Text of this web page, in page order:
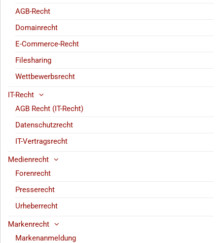
AGB-Recht
Domainrecht
E-Commerce-Recht
Filesharing
Wettbewerbsrecht
IT-Recht
AGB Recht (IT-Recht)
Datenschutzrecht
IT-Vertragsrecht
Medienrecht
Forenrecht
Presserecht
Urheberrecht
Markenrecht
Markenanmeldung